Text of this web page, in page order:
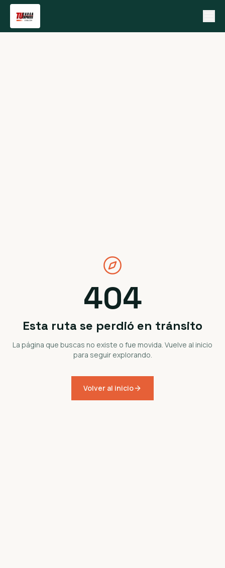
404
Esta ruta se perdió en tránsito
La página que buscas no existe o fue movida. Vuelve al inicio
para seguir explorando.
Volver al inicio